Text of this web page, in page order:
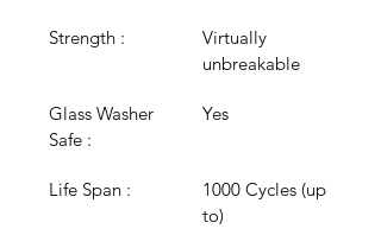
Strength :
Virtually
unbreakable
Glass Washer
Safe :
Yes
Life Span :
1000 Cycles (up
to)